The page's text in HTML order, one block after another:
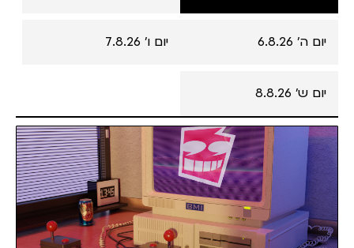
יום ה' 6.8.26 יום ו' 7.8.26
יום ש' 8.8.26